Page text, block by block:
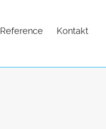
Reference Kontakt